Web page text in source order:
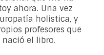
ahora. Una vez
holistica, y
profesores que
el libro.